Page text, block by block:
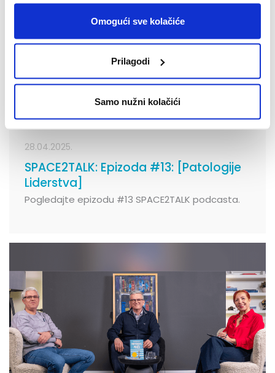
Omogući sve kolačiće
Prilagodi
Samo nužni kolačići
28.04.2025.
SPACE2TALK: Epizoda #13: [Patologije
Liderstva]
Pogledajte epizodu #13 SPACE2TALK podcasta.